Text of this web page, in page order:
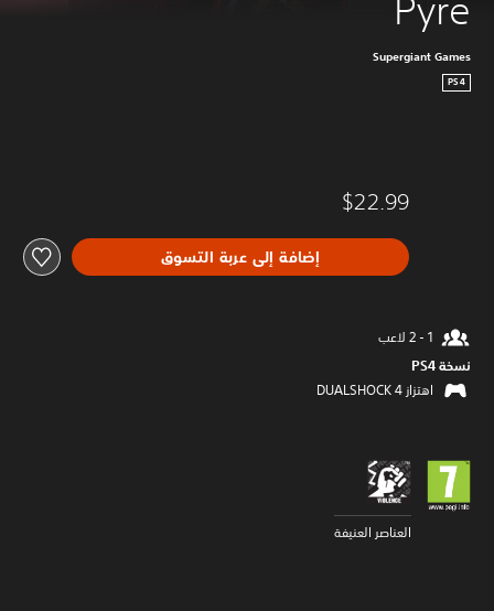
Pyre
Supergiant Games
PS4
$22.99
إضافة إلى عربة التسوق
نسخة PS4‏
اهتزاز DUALSHOCK 4‏
العناصر العنيفة